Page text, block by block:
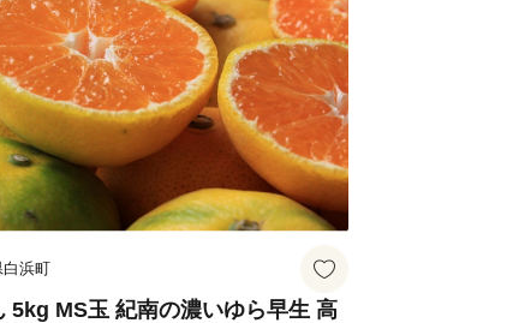
浜町
5kg MS玉 紀南の濃いゆら早生 高